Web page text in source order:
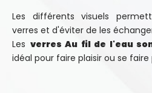
Les différents visuels
verres et d'éviter de les
Les verres Au fil de l'eau
idéal pour faire plaisir ou se faire